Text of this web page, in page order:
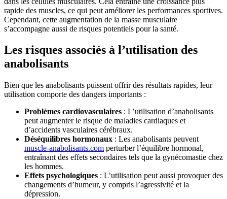
rapide des muscles, ce qui peut améliorer les performances sportives.
Cependant, cette augmentation de la masse musculaire
s’accompagne aussi de risques potentiels pour la santé.
Les risques associés à l’utilisation des
anabolisants
Bien que les anabolisants puissent offrir des résultats rapides, leur
utilisation comporte des dangers importants :
Problèmes cardiovasculaires : L’utilisation d’anabolisants
peut augmenter le risque de maladies cardiaques et
d’accidents vasculaires cérébraux.
Déséquilibres hormonaux : Les anabolisants peuvent
muscle-anabolisants.com perturber l’équilibre hormonal,
entraînant des effets secondaires tels que la gynécomastie chez
les hommes.
Effets psychologiques : L’utilisation peut aussi provoquer des
changements d’humeur, y compris l’agressivité et la
dépression.